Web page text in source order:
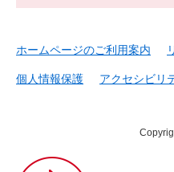
尾
ホームページのご利用案内
個人情報保護 アクセシビリ